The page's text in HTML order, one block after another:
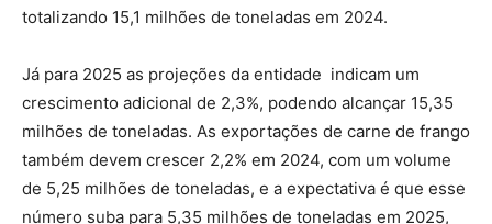
totalizando 15,1 milhões de toneladas em 2024.
Já para 2025 as projeções da entidade indicam um
crescimento adicional de 2,3%, podendo alcançar 15,35
milhões de toneladas. As exportações de carne de frango
também devem crescer 2,2% em 2024, com um volume
de 5,25 milhões de toneladas, e a expectativa é que esse
número suba para 5,35 milhões de toneladas em 2025,